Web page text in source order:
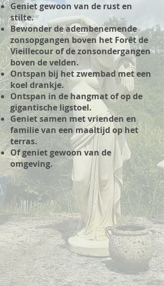
Geniet gewoon van de rust en
stilte.
Bewonder de adembenemende
zonsopgangen boven het Forêt de
Vieillecour of de zonsondergangen
boven de velden.
Ontspan bij het zwembad met een
koel drankje.
Ontspan in de hangmat of op de
gigantische ligstoel.
Geniet samen met vrienden en
familie van een maaltijd op het
terras.
Of geniet gewoon van de
omgeving.